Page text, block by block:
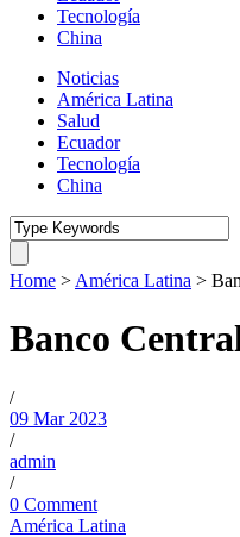
Tecnología
China
Noticias
América Latina
Salud
Ecuador
Tecnología
China
Home > América Latina >
Banco
/
09 Mar 2023
/
admin
/
0 Comment
América Latina